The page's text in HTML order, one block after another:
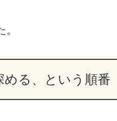
る、という順番